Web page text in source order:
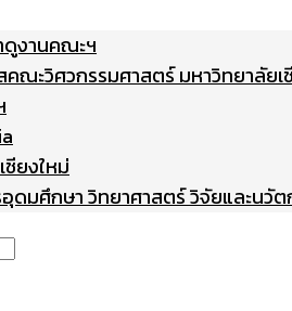
ดูงานคณะฯ
คณะวิศวกรรมศาสตร์ มหาวิทยาลัยเ
ยงใหม่
อุดมศึกษา วิทยาศาสตร์ วิจัยและนวั